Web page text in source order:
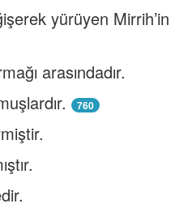
yürüyen Mirrih’in
arasındadır.
760